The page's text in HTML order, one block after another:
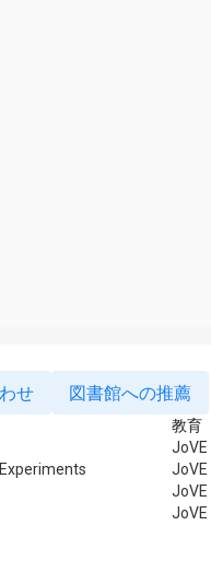
せ 図書館への推薦
教育
JoVE
JoVE
JoVE